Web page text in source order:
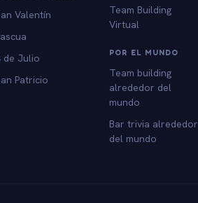
Valentín
de Julio
Patricio
Team Building
Virtual
POR EL MUNDO
Team building
alrededor del
mundo
Bar trivia alrededor
del mundo